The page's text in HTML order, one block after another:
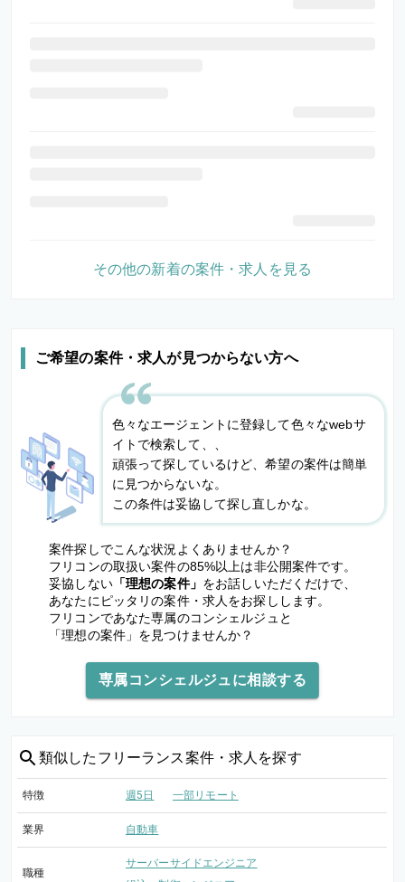
ご希望の案件・求人が見つからない方へ
色々なエージェントに登録して色々なwebサ
イトで検索して、、
頑張って探しているけど、希望の案件は簡単
に見つからないな。
この条件は妥協して探し直しかな。
案件探しでこんな状況よくありませんか？
フリコンの取扱い案件の85%以上は非公開案件です。
妥協しない「理想の案件」 をお話しいただくだけで、
あなたにピッタリの案件・求人をお探しします。
フリコンであなた専属のコンシェルジュと
「理想の案件」を見つけませんか？
専属コンシェルジュに相談する
類似した フリーランス案件・求人を探す
特徴 週5日 一部リモート
業界 自動車
職種
サーバーサイドエンジニア
その他の新着の案件・求人を見る